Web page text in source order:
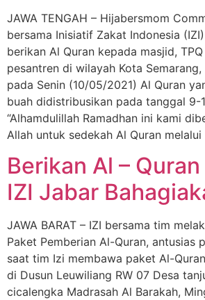
JAWA TENGAH – Hijabersmom
bersama Inisiatif Zakat Indonesia
berikan Al Quran kepada masjid,
pesantren di wilayah Kota Semarang,
pada Senin (10/05/2021) Al Quran
buah didistribusikan pada tanggal 9-
“Alhamdulillah Ramadhan ini kami
Allah untuk sedekah Al Quran
Berikan Al –
IZI Jabar
JAWA BARAT – IZI bersama tim
Paket Pemberian Al-Quran, antusias
saat tim Izi membawa paket Al-
di Dusun Leuwiliang RW 07 Desa
cicalengka Madrasah Al Barakah,